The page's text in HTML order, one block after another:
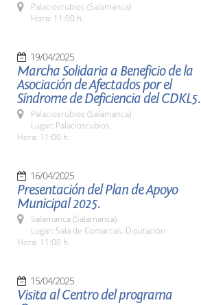
Palaciosrubios (Salamanca)
Hora: 11:00 h.
19/04/2025
Marcha Solidaria a Beneficio de la
Asociación de Afectados por el
Síndrome de Deficiencia del CDKL5.
Palaciosrubios (Salamanca)
Lugar: Palaciosrubios
Hora: 11:00 h.
16/04/2025
Presentación del Plan de Apoyo
Municipal 2025.
Salamanca (Salamanca)
Lugar: Sala de Comarcas. Diputación
Hora: 11:00 h.
15/04/2025
Visita al Centro del programa